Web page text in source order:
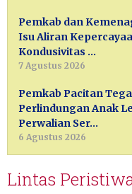
Pemkab dan
Isu Aliran
Kondusivitas …
7 Agustus 2026
Pemkab Pacitan
Perlindungan Anak
Perwalian Ser…
6 Agustus 2026
Lintas